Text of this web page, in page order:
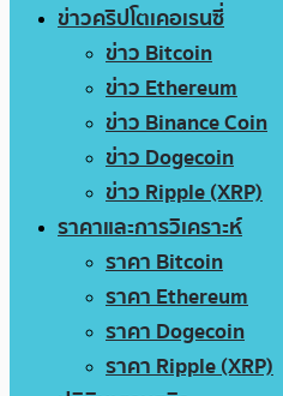
ข่าวคริปโตเคอเรนซี่
ข่าว Bitcoin
ข่าว Ethereum
ข่าว Binance Coin
ข่าว Dogecoin
ข่าว Ripple (XRP)
ราคาและการวิเคราะห์
ราคา Bitcoin
ราคา Ethereum
ราคา Dogecoin
ราคา Ripple (XRP)